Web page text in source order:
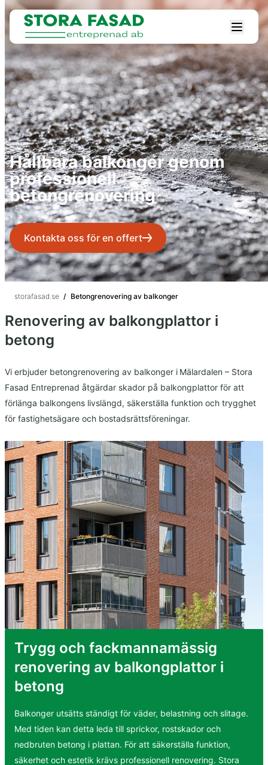
Hållbara balkonger genom
professionell
betongrenovering
Kontakta oss för en offert
storafasad.se / Betongrenovering av balkonger
Renovering av balkongplattor i
betong
Vi erbjuder betongrenovering av balkonger i Mälardalen – Stora
Fasad Entreprenad åtgärdar skador på balkongplattor för att
förlänga balkongens livslängd, säkerställa funktion och trygghet
för fastighetsägare och bostadsrättsföreningar.
Trygg och fackmannamässig
renovering av balkongplattor i
betong
Balkonger utsätts ständigt för väder, belastning och slitage.
Med tiden kan detta leda till sprickor, rostskador och
nedbruten betong i plattan. För att säkerställa funktion,
säkerhet och estetik krävs professionell renovering. Stora